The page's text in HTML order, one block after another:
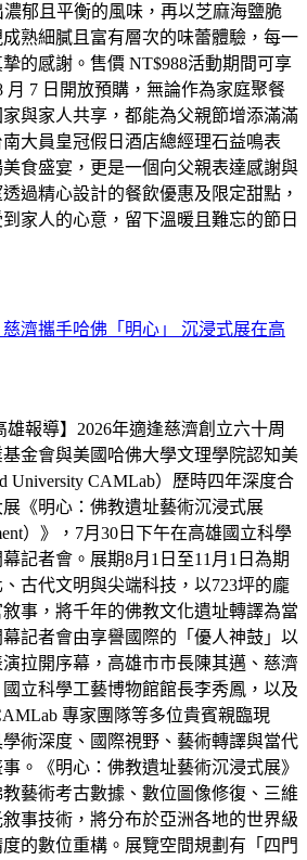
郁且平衡的風味，再以芝麻海鹽脆
熟細膩且富有層次的味蕾體驗，每一
的感謝。售價 NT$988活動期間可享
月 7 日開放預購，無論作為家庭聚餐
與家人共享，都能為父親節增添滿滿
大員皇冠假日酒店總經理石益鳴表
食盛宴，更是一個向父親表達感謝與
過精心設計的餐飲優惠及限定甜點，
家人的心意，留下溫暖且難忘的節日
濟攜手哈佛「明心」 沉浸式展在高
雄報導】2026年適逢慈濟創立六十周
金會與美國哈佛大學文理學院認知美
University CAMLab）歷時四年深度合
《明心：佛教遺址藝術沉浸式展
）》，7月30日下午在高雄國立科學
記者會。展期8月1日至11月1日為期
古代文明與尖端科技，以723坪的龐
事，將千年的佛教文化遺址轉譯為當
記者會由享譽國際的「優人神鼓」以
拉開序幕，高雄市市長陳其邁、慈濟
立科學工藝博物館館長李秀鳳，以及
專家團隊等多位貴賓親臨現
術深度、國際視野、藝術轉譯與當代
。《明心：佛教遺址藝術沉浸式展》
藝術考古數據、數位圖像修復、三維
事技術，將分布於亞洲各地的世界級
的數位重構。展覽空間規劃有「四門